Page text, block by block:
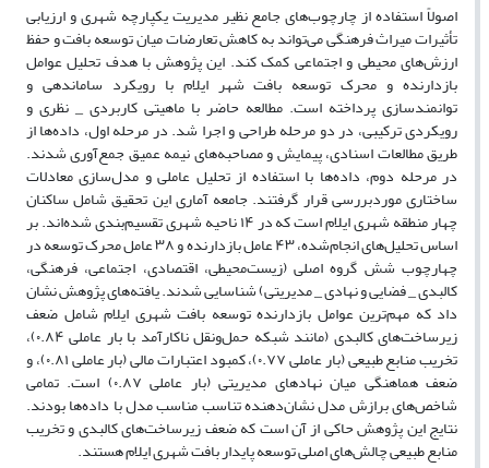
اصولاً استفاده از چارچوب‌های جامع نظیر مدیریت یکپارچه شهری و ارزیابی
تأثیرات میراث فرهنگی می‌تواند به کاهش تعارضات میان توسعه بافت و حفظ
ارزش‌های محیطی و اجتماعی کمک کند. این پژوهش با هدف تحلیل عوامل
بازدارنده و محرک توسعه بافت شهر ایلام با رویکرد ساماندهی و
توانمندسازی پرداخته است. مطالعه حاضر با ماهیتی کاربردی _ نظری و
رویکردی ترکیبی، در دو مرحله طراحی و اجرا شد. در مرحله اول، داده‌ها از
طریق مطالعات اسنادی، پیمایش و مصاحبه‌های نیمه عمیق جمع‌آوری شدند.
در مرحله دوم، داده‌ها با استفاده از تحلیل عاملی و مدل‌سازی معادلات
ساختاری موردبررسی قرار گرفتند. جامعه آماری این تحقیق شامل ساکنان
چهار منطقه شهری ایلام است که در ۱۴ ناحیه شهری تقسیم‌بندی شده‌اند. بر
اساس تحلیل‌های انجام‌شده، ۴۳ عامل بازدارنده و ۳۸ عامل محرک توسعه در
چهارچوب شش گروه اصلی (زیست‌محیطی، اقتصادی، اجتماعی، فرهنگی،
کالبدی _ فضایی و نهادی _ مدیریتی) شناسایی شدند. یافته‌های پژوهش نشان
داد که مهم‌ترین عوامل بازدارنده توسعه بافت شهری ایلام شامل ضعف
زیرساخت‌های کالبدی (مانند شبکه حمل‌ونقل ناکارآمد با بار عاملی ۰.۸۴)،
تخریب منابع طبیعی (بار عاملی ۰.۷۷)، کمبود اعتبارات مالی (بار عاملی ۰.۸۱)، و
ضعف هماهنگی میان نهادهای مدیریتی (بار عاملی ۰.۸۷) است. تمامی
شاخص‌های برازش مدل نشان‌دهنده تناسب مناسب مدل با داده‌ها بودند.
نتایج این پژوهش حاکی از آن است که ضعف زیرساخت‌های کالبدی و تخریب
منابع طبیعی چالش‌های اصلی توسعه پایدار بافت شهری ایلام هستند.